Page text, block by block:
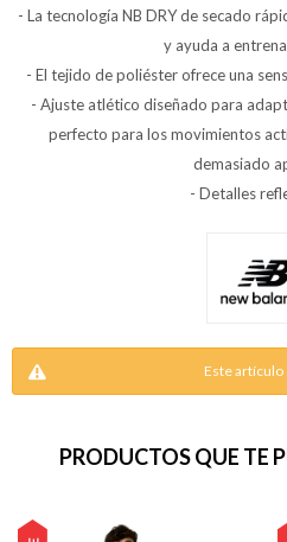
- La tecnología NB DRY de secado
y ayuda a
- El tejido de poliéster ofrece una
- Ajuste atlético diseñado para
perfecto para los movimientos
demasiado
- Detalles
Este artículo
PRODUCTOS QUE TE